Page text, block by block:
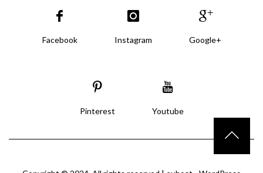
Facebook Instagram Google+
Pinterest Youtube